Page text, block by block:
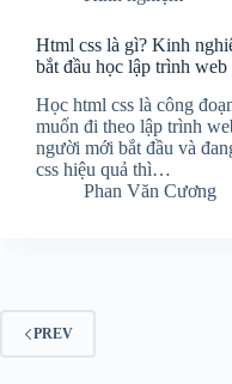
Html css là gì? Kinh
bắt đầu học lập trình web
Học html css là công
muốn đi theo lập trình
người mới bắt đầu và
css hiệu quả thì…
Phan Văn Cương
PREV